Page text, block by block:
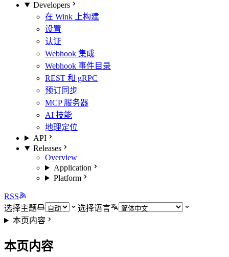
Developers
在 Wink 上构建
设置
认证
Webhook 集成
Webhook 事件目录
REST 和 gRPC
预订同步
MCP 服务器
AI 技能
地理定位
API
Releases
Overview
Application
Platform
RSS
选择主题
选择语言
本页内容
本页内容